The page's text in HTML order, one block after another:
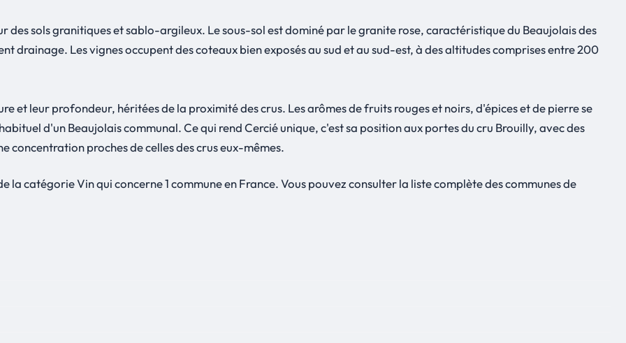
des sols granitiques et sablo-argileux. Le sous-sol est dominé par le granite rose, caractéristique du Beaujolais des
drainage. Les vignes occupent des coteaux bien exposés au sud et au sud-est, à des altitudes comprises entre 200
et leur profondeur, héritées de la proximité des crus. Les arômes de fruits rouges et noirs, d'épices et de pierre se
d'un Beaujolais communal. Ce qui rend Cercié unique, c'est sa position aux portes du cru Brouilly, avec des
concentration proches de celles des crus eux-mêmes.
catégorie Vin qui concerne 1 commune en France. Vous pouvez consulter la liste complète des communes de